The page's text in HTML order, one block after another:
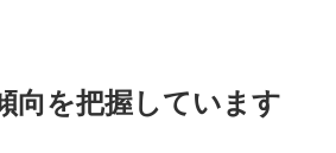
向を把握しています